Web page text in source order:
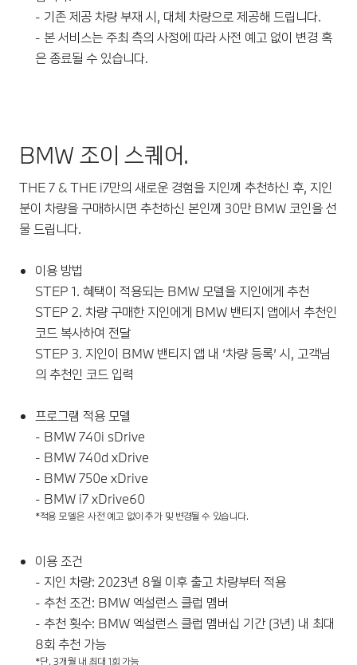
- 기존 제공 차량 부재 시, 대체 차량으로 제공해 드립니다.
- 본 서비스는 주최 측의 사정에 따라 사전 예고 없이 변경 혹
은 종료될 수 있습니다.
BMW 조이 스퀘어.
THE 7 & THE i7만의 새로운 경험을 지인께 추천하신 후, 지인
분이 차량을 구매하시면 추천하신 본인께 30만 BMW 코인을 선
물 드립니다.
이용 방법
STEP 1. 혜택이 적용되는 BMW 모델을 지인에게 추천
STEP 2. 차량 구매한 지인에게 BMW 밴티지 앱에서 추천인
코드 복사하여 전달
STEP 3. 지인이 BMW 밴티지 앱 내 ‘차량 등록’ 시, 고객님
의 추천인 코드 입력
프로그램 적용 모델
- BMW 740i sDrive
- BMW 740d xDrive
- BMW 750e xDrive
- BMW i7 xDrive60
*적용 모델은 사전 예고 없이 추가 및 변경될 수 있습니다.
이용 조건
- 지인 차량: 2023년 8월 이후 출고 차량부터 적용
- 추천 조건: BMW 엑설런스 클럽 멤버
- 추천 횟수: BMW 엑설런스 클럽 멤버십 기간 (3년) 내 최대
8회 추천 가능
*단, 3개월 내 최대 1회 가능